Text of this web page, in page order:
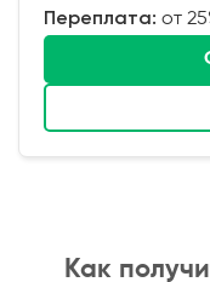
Переплата: от
Как